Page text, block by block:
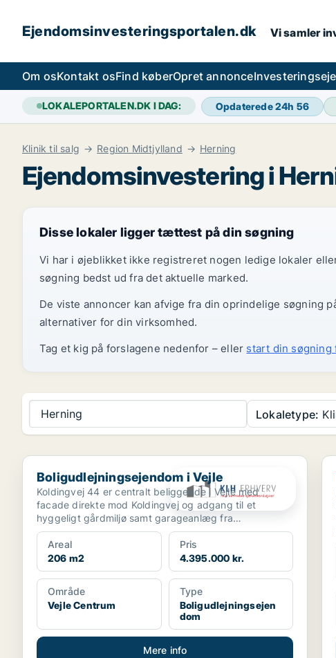
Ejendomsinvesteringsportalen.dk Vi samler
Om osKontakt osFind køberOpret annonce
LOKALEPORTALEN.DK I DAG: Opdaterede 24h 56
Klinik til salg Region Midtjylland Herning
Ejendomsinvestering i
Disse lokaler ligger tættest på din søgning
Vi har i øjeblikket ikke registreret nogen ledige lokaler
søgning bedst ud fra det aktuelle marked.
De viste annoncer kan afvige fra din oprindelige søgning
alternativer for din virksomhed.
Tag et kig på forslagene nedenfor – eller start din søgning
Herning Lokaletype:
Boligudlejningsejendom i Vejle
Boligudlejningsejendom i Vejle
Koldingvej 44 er centralt beliggende i Vejle med
facade direkte mod Koldingvej og adgang til et
hyggeligt gårdmiljø samt garageanlæg fra
Bleggaardsgade. Ejen...
Areal
206 m2
Pris
4.395.000 kr.
Område
Vejle Centrum
Type
Boligudlejningsejen
dom
Mere info